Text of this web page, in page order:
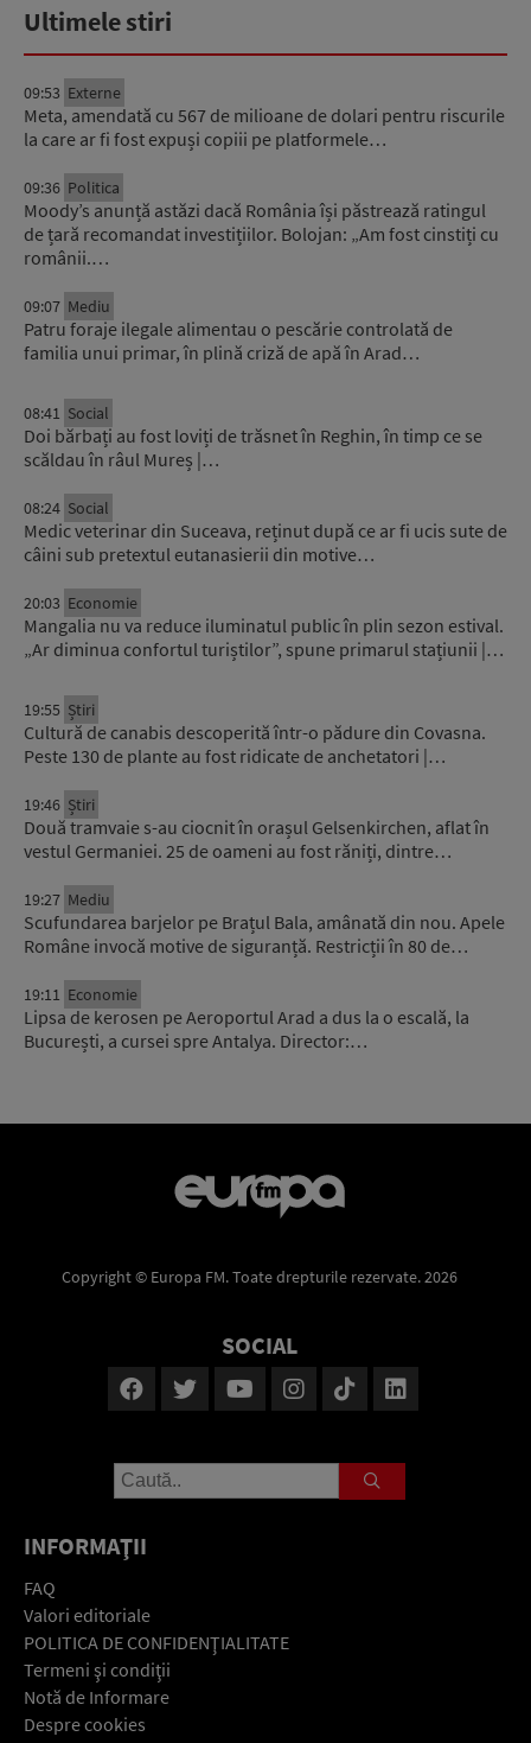
Ultimele stiri
09:53 Externe
Meta, amendată cu 567 de milioane de dolari pentru riscurile
la care ar fi fost expuși copiii pe platformele…
09:36 Politica
Moody’s anunță astăzi dacă România își păstrează ratingul
de țară recomandat investițiilor. Bolojan: „Am fost cinstiți cu
românii.…
09:07 Mediu
Patru foraje ilegale alimentau o pescărie controlată de
familia unui primar, în plină criză de apă în Arad…
08:41 Social
Doi bărbați au fost loviți de trăsnet în Reghin, în timp ce se
scăldau în râul Mureș |…
08:24 Social
Medic veterinar din Suceava, reținut după ce ar fi ucis sute de
câini sub pretextul eutanasierii din motive…
20:03 Economie
Mangalia nu va reduce iluminatul public în plin sezon estival.
„Ar diminua confortul turiștilor”, spune primarul stațiunii |…
19:55 Știri
Cultură de canabis descoperită într-o pădure din Covasna.
Peste 130 de plante au fost ridicate de anchetatori |…
19:46 Știri
Două tramvaie s-au ciocnit în orașul Gelsenkirchen, aflat în
vestul Germaniei. 25 de oameni au fost răniți, dintre…
19:27 Mediu
Scufundarea barjelor pe Brațul Bala, amânată din nou. Apele
Române invocă motive de siguranță. Restricții în 80 de…
19:11 Economie
Lipsa de kerosen pe Aeroportul Arad a dus la o escală, la
București, a cursei spre Antalya. Director:…
Copyright © Europa FM. Toate drepturile rezervate. 2026
SOCIAL
INFORMAŢII
FAQ
Valori editoriale
POLITICA DE CONFIDENŢIALITATE
Termeni şi condiţii
Notă de Informare
Despre cookies